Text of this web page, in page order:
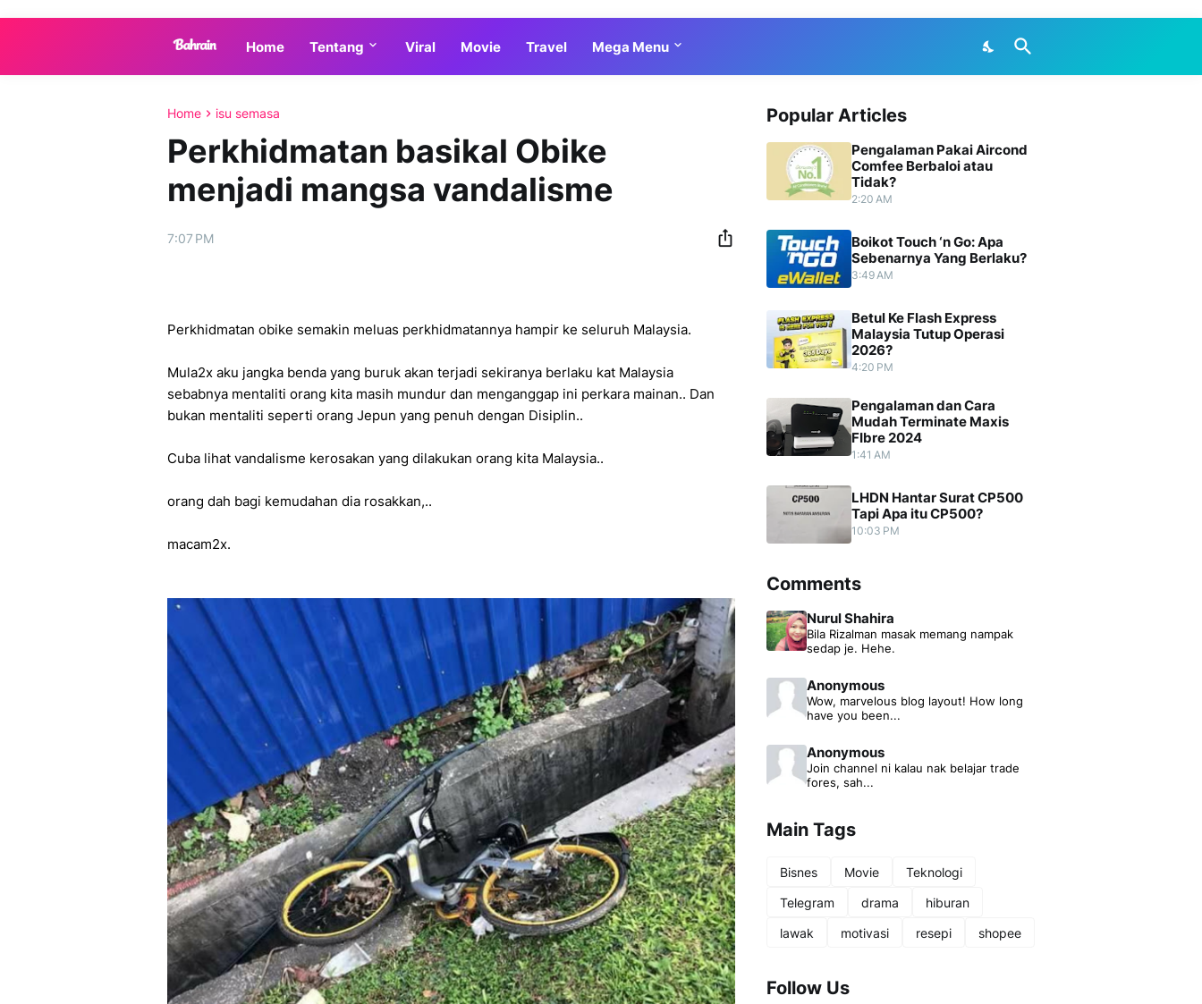
Home Tentang Viral Movie Travel Mega Menu
Home isu semasa
Perkhidmatan basikal Obike
menjadi mangsa vandalisme
7:07 PM
Perkhidmatan obike semakin meluas perkhidmatannya hampir ke seluruh Malaysia.
Mula2x aku jangka benda yang buruk akan terjadi sekiranya berlaku kat Malaysia
sebabnya mentaliti orang kita masih mundur dan menganggap ini perkara mainan.. Dan
bukan mentaliti seperti orang Jepun yang penuh dengan Disiplin..
Cuba lihat vandalisme kerosakan yang dilakukan orang kita Malaysia..
orang dah bagi kemudahan dia rosakkan,..
macam2x.
Popular Articles
Pengalaman Pakai Aircond
Comfee Berbaloi atau
Tidak?
2:20 AM
Boikot Touch ‘n Go: Apa
Sebenarnya Yang Berlaku?
3:49 AM
Betul Ke Flash Express
Malaysia Tutup Operasi
2026?
4:20 PM
Pengalaman dan Cara
Mudah Terminate Maxis
FIbre 2024
1:41 AM
LHDN Hantar Surat CP500
Tapi Apa itu CP500?
10:03 PM
Comments
Nurul Shahira
Bila Rizalman masak memang nampak
sedap je. Hehe.
Anonymous
Wow, marvelous blog layout! How long
have you been...
Anonymous
Join channel ni kalau nak belajar trade
fores, sah...
Main Tags
Bisnes Movie
Teknologi
Telegram
drama
hiburan
lawak
motivasi resepi shopee
Follow Us